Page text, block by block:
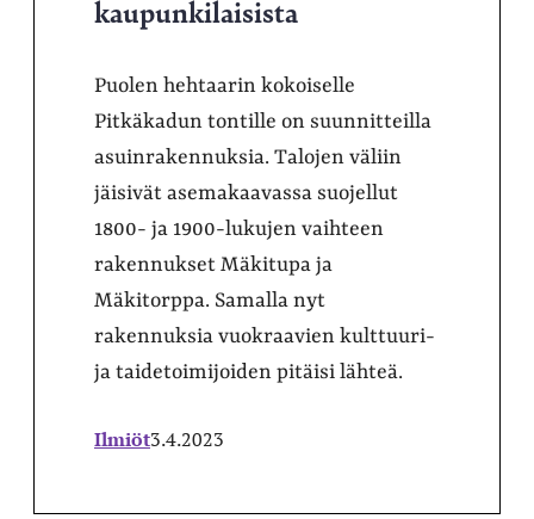
kaupunkilaisista
Puolen hehtaarin kokoiselle
Pitkäkadun tontille on suunnitteilla
asuinrakennuksia. Talojen väliin
jäisivät asemakaavassa suojellut
1800- ja 1900-lukujen vaihteen
rakennukset Mäkitupa ja
Mäkitorppa. Samalla nyt
rakennuksia vuokraavien kulttuuri-
ja taidetoimijoiden pitäisi lähteä.
Ilmiöt3.4.2023